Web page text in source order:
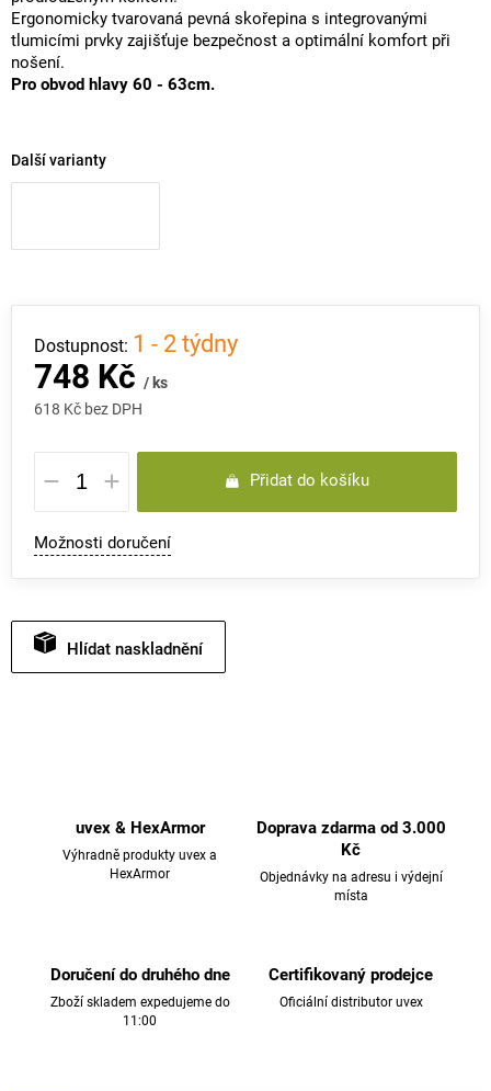
Ergonomicky tvarovaná pevná skořepina s integrovanými
tlumicími prvky zajišťuje bezpečnost a optimální komfort při
nošení.
Pro obvod hlavy 60 - 63cm.
Další varianty
748 Kč / ks
618 Kč bez DPH
Měrná
cena:
1 - 2 týdny
Přidat do košíku
Možnosti doručení
Hlídat
uvex & HexArmor
Výhradně produkty uvex a
HexArmor
Doprava zdarma od 3.000
Kč
Objednávky na adresu i výdejní
místa
Doručení do druhého dne
Zboží skladem expedujeme do
11:00
Certifikovaný prodejce
Oficiální distributor uvex